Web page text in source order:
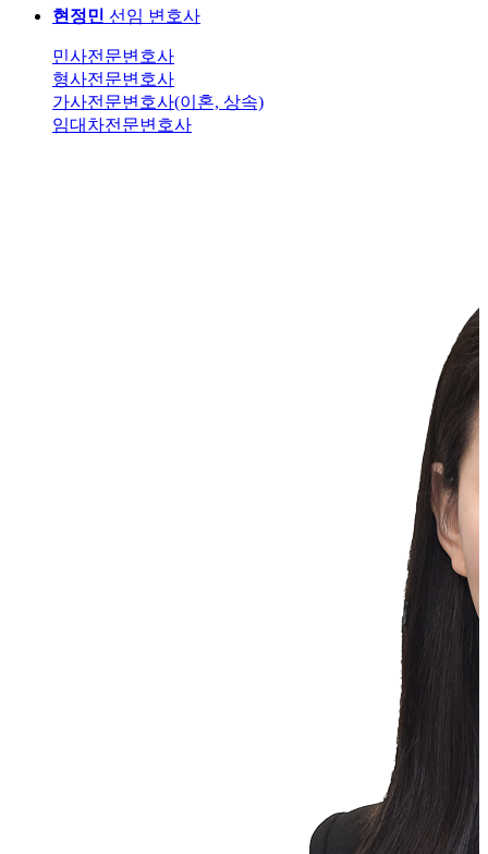
현정민 선임 변호사
민사전문변호사
형사전문변호사
가사전문변호사(이혼, 상속)
임대차전문변호사